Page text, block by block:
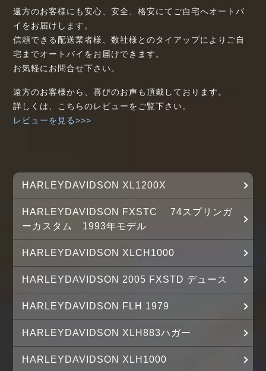
遠方のお客様にも安心、安全、格安にてご自宅へオートバ
イをお届けします。
信頼できる配送業者様、数社様とのタイアップによりご自
宅までオートバイをお届けできます。
お気軽にお問合せ下さい。
遠方のお客様から、喜びのお声も頂戴しております。
詳しくは、こちらのレビューをご覧下さい。
レビューを見る>>>
HARLEYDAVIDSON XL1200X
HARLEYDAVIDSON FXSTC 74スプリンガ
ーカスタム 1993年モデル
HARLEYDAVIDSON XLCH1000
HARLEYDAVIDSON 2005 FXSTD デュース
HARLEYDAVIDSON FLH 1979
HARLEYDAVIDSON XLH883ハガー
HARLEYDAVIDSON XLH1000